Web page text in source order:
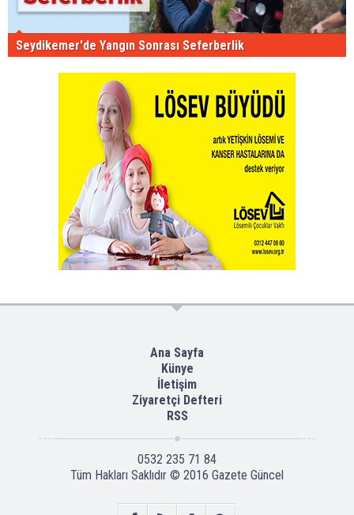
Seydikemer'de Yangın Sonrası Seferberlik
Ana Sayfa
Künye
İletişim
Ziyaretçi Defteri
RSS
0532 235 71 84
Tüm Hakları Saklıdır © 2016 Gazete Güncel